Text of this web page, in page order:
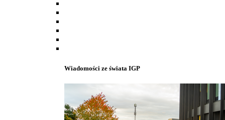
Wiadomości ze świata IGP